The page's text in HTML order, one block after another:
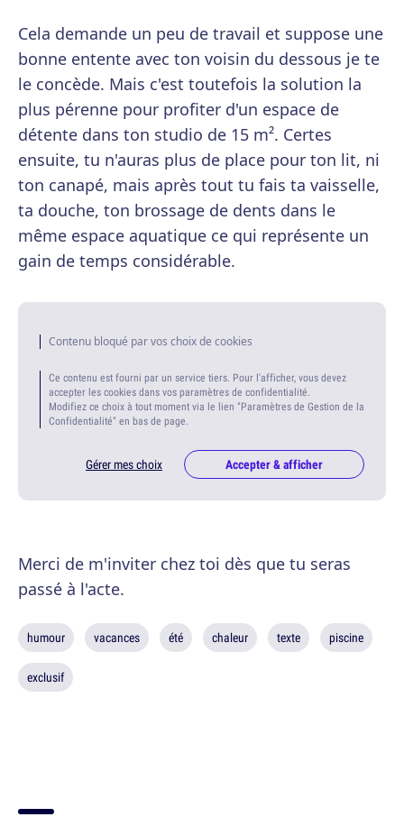
Cela demande un peu de travail et suppose une
bonne entente avec ton voisin du dessous je te
le concède. Mais c'est toutefois la solution la
plus pérenne pour profiter d'un espace de
détente dans ton studio de 15 m². Certes
ensuite, tu n'auras plus de place pour ton lit, ni
ton canapé, mais après tout tu fais ta vaisselle,
ta douche, ton brossage de dents dans le
même espace aquatique ce qui représente un
gain de temps considérable.
Contenu bloqué par vos choix de cookies
Ce contenu est fourni par un service tiers. Pour l'afficher, vous devez
accepter les cookies dans vos paramètres de confidentialité.
Modifiez ce choix à tout moment via le lien "Paramètres de Gestion de la
Confidentialité" en bas de page.
Gérer mes choix Accepter & afficher
Merci de m'inviter chez toi dès que tu seras
passé à l'acte.
humour vacances été chaleur texte piscine
exclusif